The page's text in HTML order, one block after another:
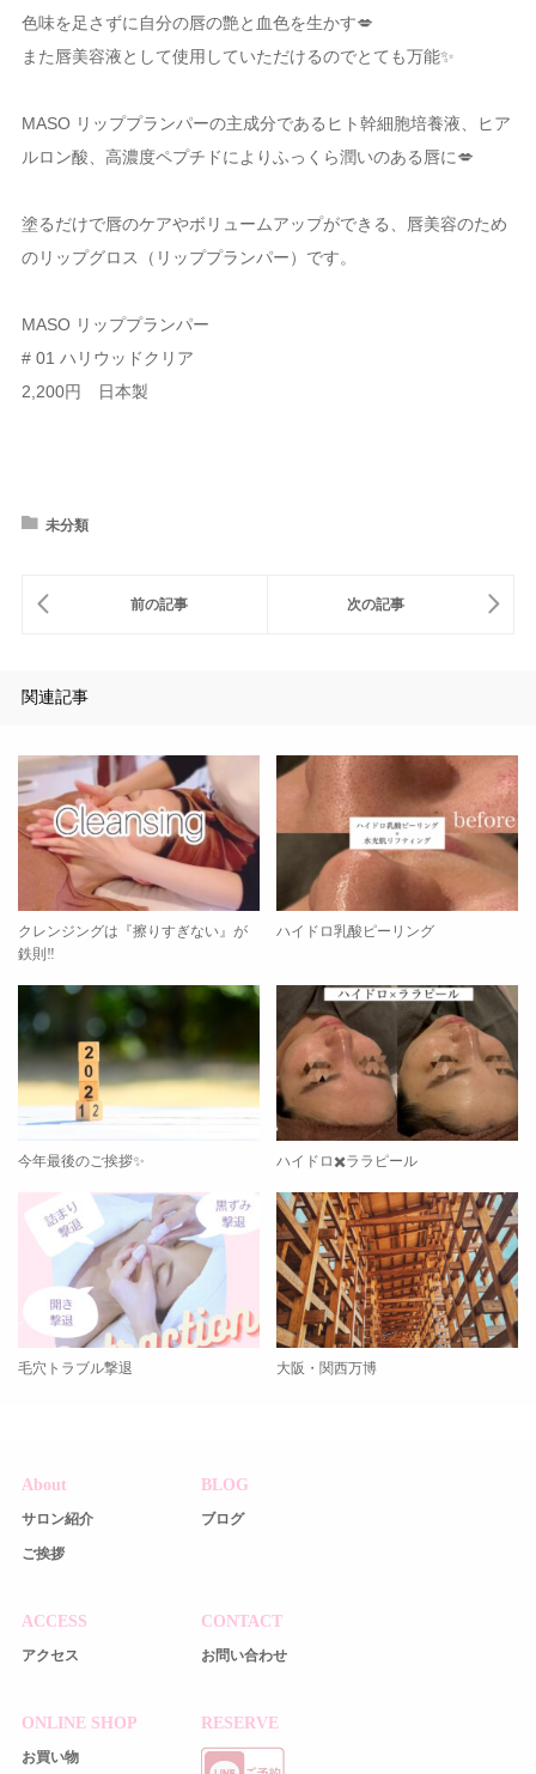
色味を足さずに自分の唇の艶と血色を生かす💋
また唇美容液として使用していただけるのでとても万能✨
MASO リッププランパーの主成分であるヒト幹細胞培養液、ヒア
ルロン酸、高濃度ペプチドによりふっくら潤いのある唇に💋
塗るだけで唇のケアやボリュームアップができる、唇美容のため
のリップグロス（リッププランパー）です。
MASO リッププランパー
# 01 ハリウッドクリア
2,200円 日本製
未分類
関連記事
クレンジングは『擦りすぎない』が
鉄則‼️
ハイドロ乳酸ピーリング
今年最後のご挨拶✨ ハイドロ✖️ララピール
毛穴トラブル撃退 大阪・関西万博
About
サロン紹介
ご挨拶
BLOG
ブログ
ACCESS
アクセス
CONTACT
お問い合わせ
ONLINE SHOP
お買い物
RESERVE